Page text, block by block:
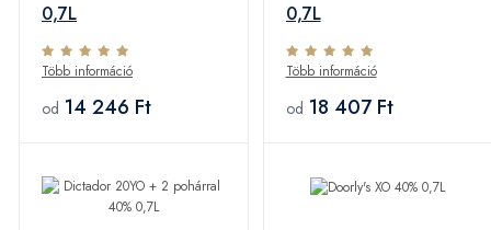
0,7L
Több információ
od 14 246 Ft
0,7L
Több információ
od 18 407 Ft